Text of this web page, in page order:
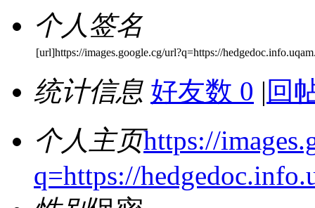
个人签名
[url]https://images.google.cg/url?q=https://
统计信息 好友数 0 | 回
个人主页https://
q=https://